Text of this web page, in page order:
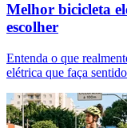
Melhor bicicleta
escolher
Entenda o que
elétrica que faça